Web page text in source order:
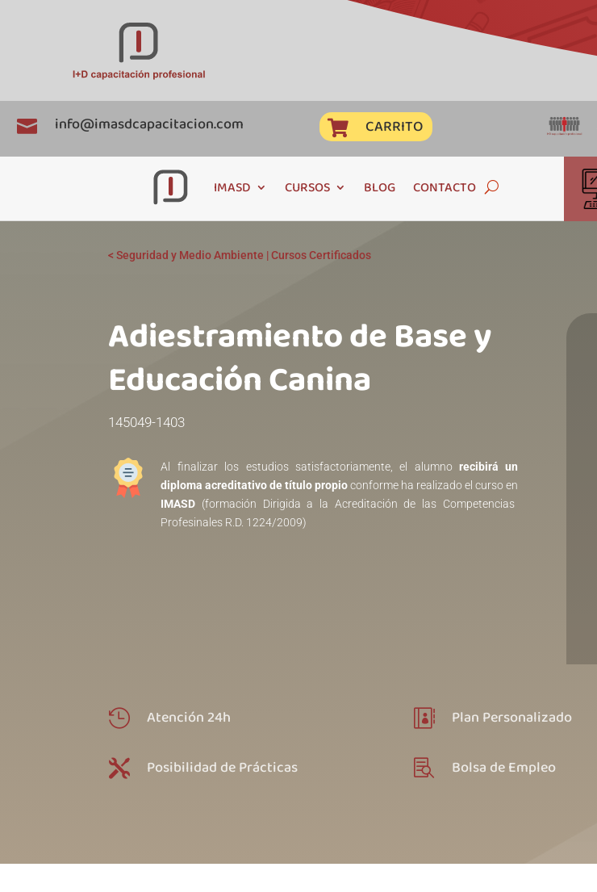
 info@imasdcapacitacion.com  CARRITO
IMASD CURSOS BLOG CONTACTO
<Seguridad y Medio Ambiente |Cursos Certificados
Adiestramiento de Base y
Educación Caninaㅤㅤㅤㅤㅤㅤㅤㅤㅤㅤㅤㅤㅤㅤㅤㅤㅤㅤㅤㅤㅤㅤㅤㅤ
145049-1403
Al finalizar los estudios satisfactoriamente, el alumnorecibirá un
diploma acreditativo de título propioconforme ha realizado el curso en
IMASD (formación Dirigida a la Acreditación de las Competencias
Profesinales R.D. 1224/2009)
 Atención 24h
 Posibilidad de Prácticas
 Plan Personalizado
 Bolsa de Empleo